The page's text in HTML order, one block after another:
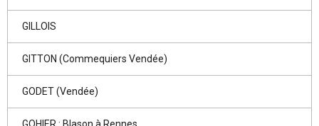
GILLOIS
GITTON (Commequiers Vendée)
GODET (Vendée)